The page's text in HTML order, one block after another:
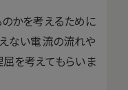
のかを考えるために
ない電流の流れや
を考えてもらいま